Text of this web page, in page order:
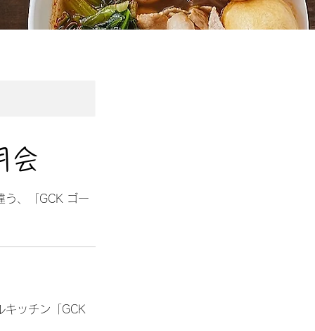
会
う、「GCK ゴー
キッチン「GCK